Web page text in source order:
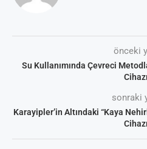
önceki
Su Kullanımında Çevreci
Cihazı
sonraki
Karayipler’in Altındaki “Kaya
Cihazı